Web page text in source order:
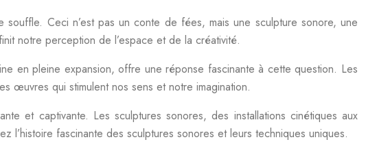
Ceci n’est pas un conte de fées, mais une sculpture sonore, une
notre perception de l’espace et de la créativité.
en pleine expansion, offre une réponse fascinante à cette question. Les
œuvres qui stimulent nos sens et notre imagination.
et captivante. Les sculptures sonores, des installations cinétiques aux
l’histoire fascinante des sculptures sonores et leurs techniques uniques.